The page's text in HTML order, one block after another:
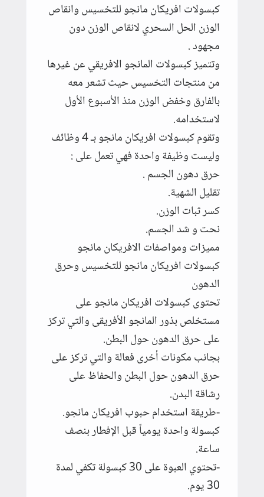
كبسولات افريكان مانجو للتخسيس وانقاص
الوزن الحل السحري لانقاص الوزن دون
مجهود .
وتتميز كبسولات المانجو الافريقي عن غيرها
من منتجات التخسيس حيث تشعر معه
بالفارق وخفض الوزن منذ الأسبوع الأول
لاستخدامه.
وتقوم كبسولات افريكان مانجو بـ 4 وظائف
وليست وظيفة واحدة فهي تعمل على :
حرق دهون الجسم .
تقليل الشهية.
كسر ثبات الوزن.
نحت و شد الجسم.
مميزات ومواصفات الافريكان مانجو
كبسولات افريكان مانجو للتخسيس وحرق
الدهون
تحتوى كبسولات افريكان مانجو على
مستخلص بذور المانجو الأفريقى والتي تركز
على حرق الدهون حول البطن.
بجانب مكونات أخرى فعالة والتي تركز على
حرق الدهون حول البطن والحفاظ على
رشاقة البدن.
-طريقة استخدام حبوب افريكان مانجو.
كبسولة واحدة يومياً قبل الإفطار بنصف
ساعة.
-تحتوي العبوة على 30 كبسولة تكفي لمدة
30 يوم.